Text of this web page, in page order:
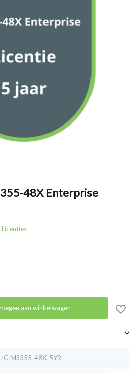
48X Enterprise
aan winkelwagen
MS355-48X-5YR